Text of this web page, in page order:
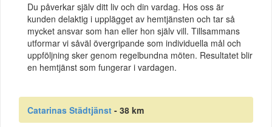
Du påverkar själv ditt liv och din vardag. Hos oss är
kunden delaktig i upplägget av hemtjänsten och tar så
mycket ansvar som han eller hon själv vill. Tillsammans
utformar vi såväl övergripande som individuella mål och
uppföljning sker genom regelbundna möten. Resultatet blir
en hemtjänst som fungerar i vardagen.
Catarinas Städtjänst - 38 km